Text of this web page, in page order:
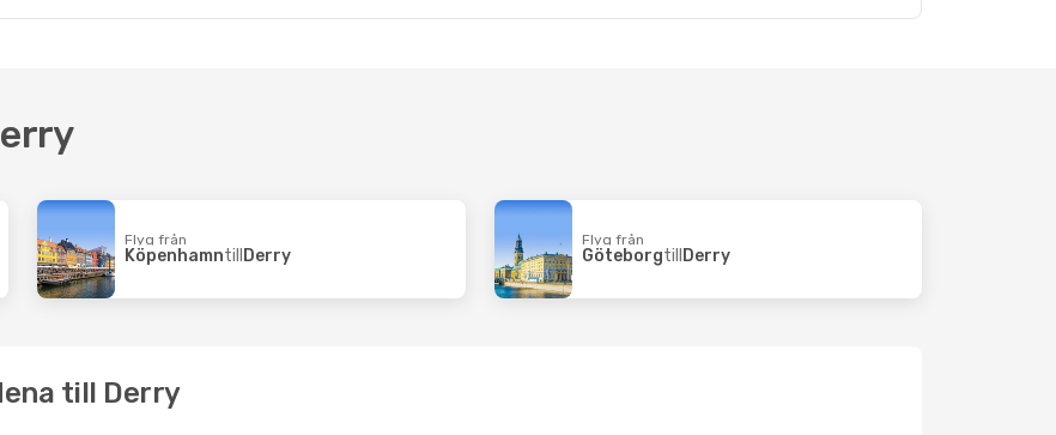
Flyg från
Köpenhamntill Derry
Flyg från
Göteborgtill Derry
till Derry